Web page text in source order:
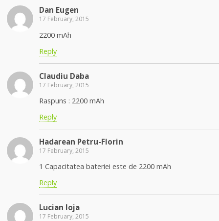
Dan Eugen
17 February, 2015
2200 mAh
Reply
Claudiu Daba
17 February, 2015
Raspuns : 2200 mAh
Reply
Hadarean Petru-Florin
17 February, 2015
1 Capacitatea bateriei este de 2200 mAh
Reply
Lucian Ioja
17 February, 2015